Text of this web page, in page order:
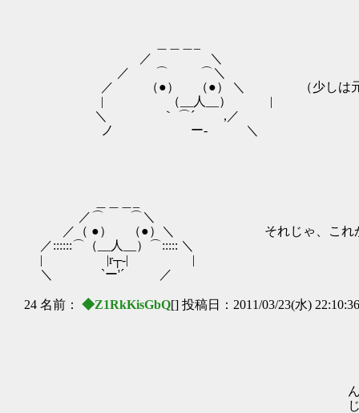
／ ＼
／ ⌒ ⌒＼
／ （●） （●） ＼ （少しは元気になっ
| （__人__） |
＼ ｀ ⌒´ ,／
ノ ー‐ ＼
／⌒ ⌒＼
／（ ●） （●）＼ それじゃ、これから
／::::::⌒（__人__）⌒::::: ＼
| |r┬-| |
＼ `ー'´ ／
24 名前： ◆Z1RkKisGbQ[] 投稿日：2011/03/23(水)
ん、待ってるから。
じゃーねー ＼